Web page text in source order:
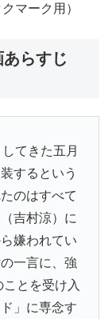
クマーク用）
らすじ
てきた五月
するという
のはすべて
吉村涼）に
嫌われてい
一言に、強
とを受け入
」に専念す